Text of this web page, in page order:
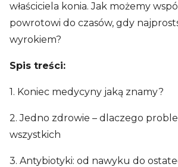
właściciela konia. Jak możemy
powrotowi do czasów, gdy
wyrokiem?
Spis treści:
1. Koniec medycyny jaką znamy?
2. Jedno zdrowie – dlaczego
wszystkich
3. Antybiotyki: od nawyku do